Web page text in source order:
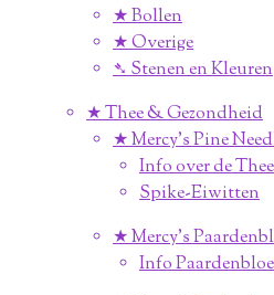
★ Bollen
★ Overige
➴ Stenen en Kleuren
★ Thee & Gezondheid
★ Mercy's Pine
Info over de Thee
Spike-Eiwitten
★ Mercy's
Info